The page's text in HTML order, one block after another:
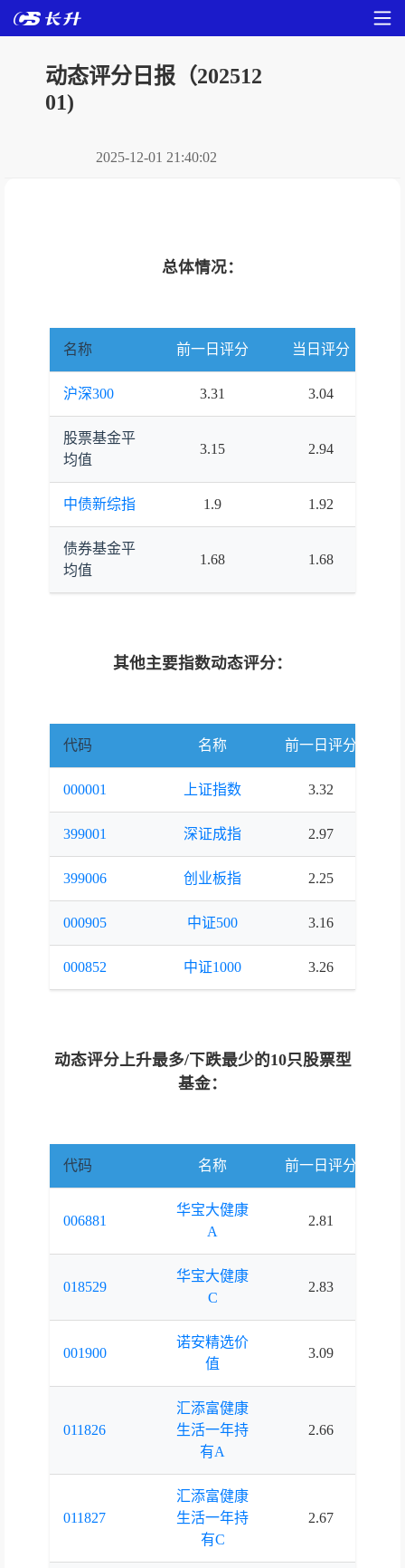
动态评分日报（202512
01)
2025-12-01 21:40:02
总体情况：
名称 前一日评分 当日评分
沪深300 3.31 3.04
股票基金平
均值
3.15 2.94
中债新综指 1.9 1.92
债券基金平
均值
1.68 1.68
其他主要指数动态评分：
代码 名称 前一日评分
000001 上证指数 3.32
399001 深证成指 2.97
399006 创业板指 2.25
000905 中证500 3.16
000852 中证1000 3.26
动态评分上升最多/下跌最少的10只股票型
基金：
代码 名称 前一日评分
006881
华宝大健康
A
2.81
018529
华宝大健康
C
2.83
001900
诺安精选价
值
3.09
011826
汇添富健康
生活一年持
有A
2.66
011827
汇添富健康
生活一年持
有C
2.67